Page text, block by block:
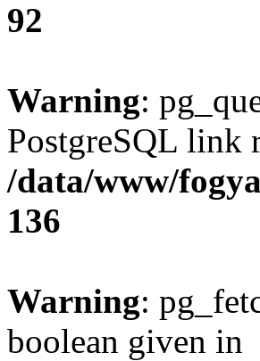
92
Warning:
PostgreSQL link
/data/www/
136
Warning:
boolean given in